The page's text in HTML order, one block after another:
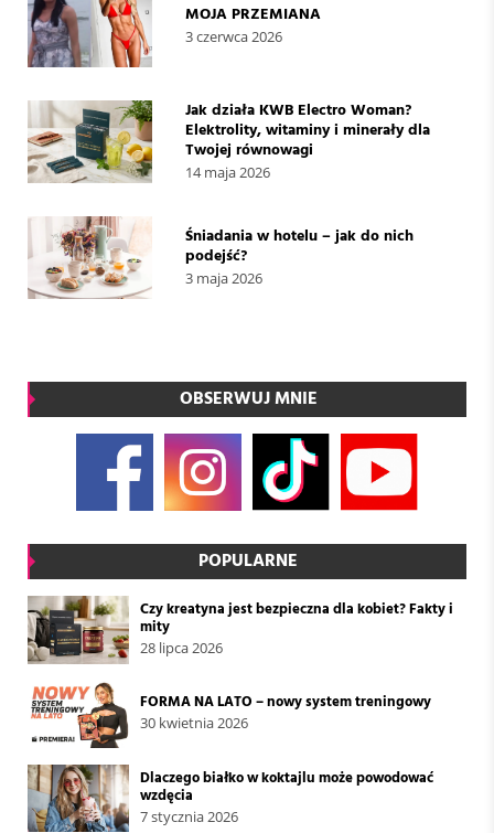
MOJA PRZEMIANA
3 czerwca 2026
Jak działa KWB Electro Woman?
Elektrolity, witaminy i minerały dla
Twojej równowagi
14 maja 2026
Śniadania w hotelu – jak do nich
podejść?
3 maja 2026
OBSERWUJ MNIE
POPULARNE
Czy kreatyna jest bezpieczna dla kobiet? Fakty i
mity
28 lipca 2026
FORMA NA LATO – nowy system treningowy
30 kwietnia 2026
Dlaczego białko w koktajlu może powodować
wzdęcia
7 stycznia 2026